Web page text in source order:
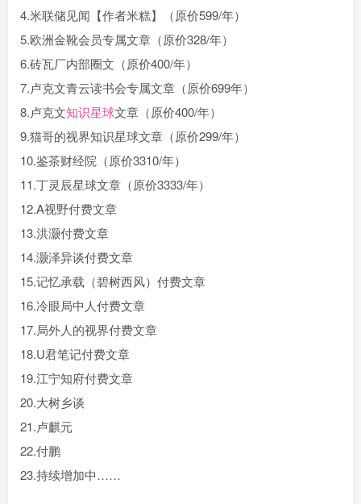
4.米联储见闻【作者米糕】（原价599/年）
5.欧洲金靴会员专属文章（原价328/年）
6.砖瓦厂内部圈文（原价400/年）
7.卢克文青云读书会专属文章（原价699年）
8.卢克文知识星球文章（原价400/年）
9.猫哥的视界知识星球文章（原价299/年）
10.鉴茶财经院（原价3310/年）
11.丁灵辰星球文章（原价3333/年）
12.A视野付费文章
13.洪灏付费文章
14.灏泽异谈付费文章
15.记忆承载（碧树西风）付费文章
16.冷眼局中人付费文章
17.局外人的视界付费文章
18.U君笔记付费文章
19.江宁知府付费文章
20.大树乡谈
21.卢麒元
22.付鹏
23.持续增加中……